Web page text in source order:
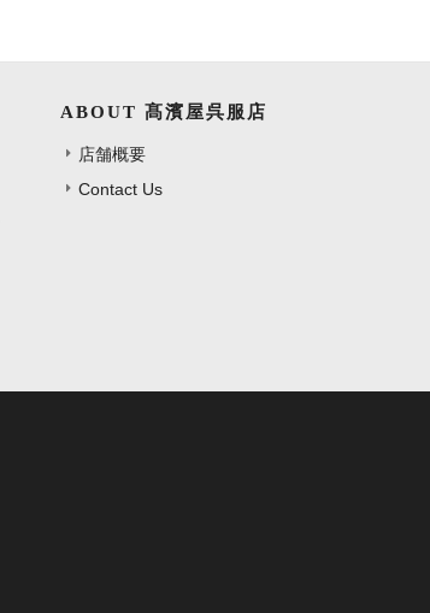
ABOUT 髙濱屋呉服店
店舗概要
Contact Us